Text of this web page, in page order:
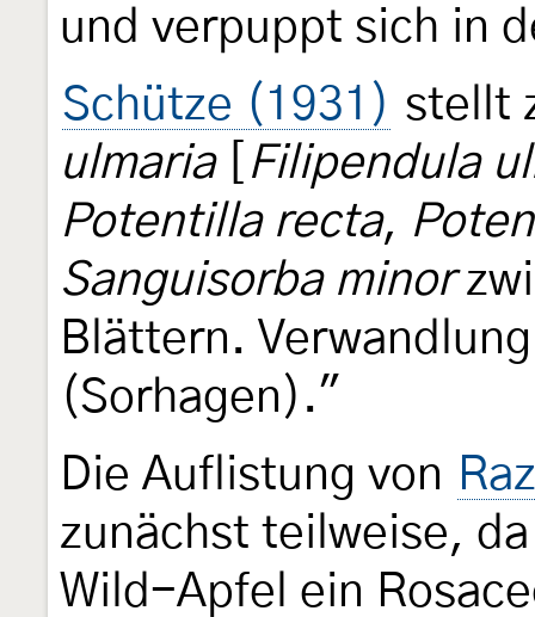
und verpuppt sich in
Schütze (1931) stellt
ulmaria[
Filipendula
Potentilla recta,
Sanguisorba minor
Blättern.
(Sorhagen)."
Die Auflistung von
zunächst teilweise,
Wild-Apfel ein